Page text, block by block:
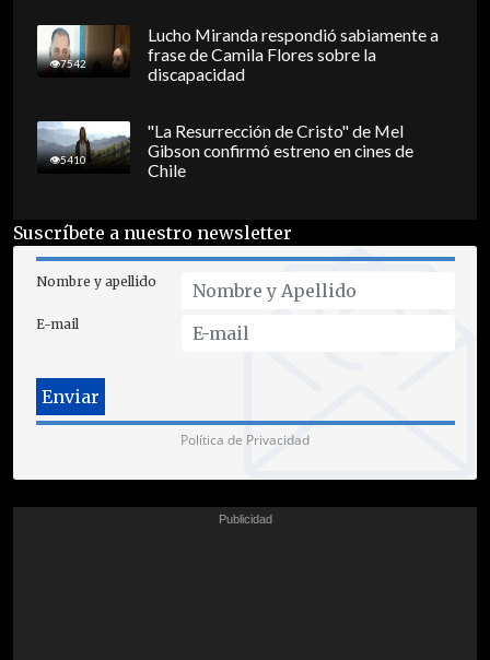
7542
Lucho Miranda respondió sabiamente a
frase de Camila Flores sobre la
discapacidad
5410
"La Resurrección de Cristo" de Mel
Gibson confirmó estreno en cines de
Chile
Suscríbete a nuestro newsletter
Nombre y apellido
E-mail
Política de Privacidad